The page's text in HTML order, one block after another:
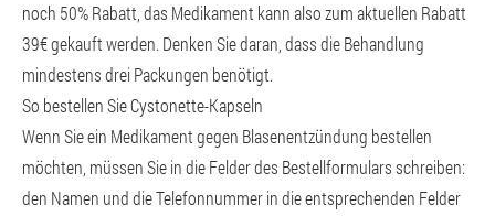
noch 50% Rabatt, das Medikament kann also zum aktuellen Rabatt
39€ gekauft werden. Denken Sie daran, dass die Behandlung
mindestens drei Packungen benötigt.
So bestellen Sie Cystonette-Kapseln
Wenn Sie ein Medikament gegen Blasenentzündung bestellen
möchten, müssen Sie in die Felder des Bestellformulars schreiben:
den Namen und die Telefonnummer in die entsprechenden Felder